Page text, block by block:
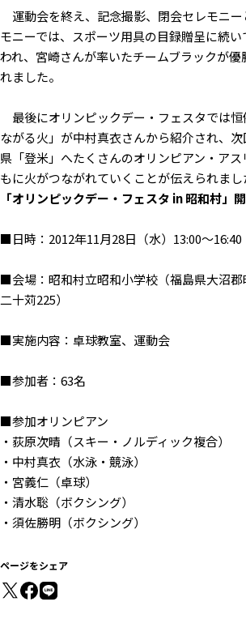
運動会を終え、記念撮影、閉会セレモニ
モニーでは、スポーツ用具の目録贈呈に続
われ、宮崎さんが率いたチームブラックが
れました。
最後にオリンピックデー・フェスタでは恒
ながる火」が中村真衣さんから紹介され、
県「登米」へたくさんのオリンピアン・ア
もに火がつながれていくことが伝えられまし
「オリンピックデー・フェスタ in 昭和村」
■日時：2012年11月28日（水）13:00〜16:40
■会場：昭和村立昭和小学校（福島県大沼
二十苅225）
■実施内容：卓球教室、運動会
■参加者：63名
■参加オリンピアン
・荻原次晴（スキー・ノルディック複合）
・中村真衣（水泳・競泳）
・宮義仁（卓球）
・清水聡（ボクシング）
・須佐勝明（ボクシング）
ページをシェア